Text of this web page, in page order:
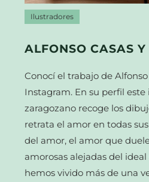
Ilustradores
ALFONSO CASAS
Conocí el trabajo de Alfonso
Instagram. En su perfil este
zaragozano recoge los
retrata el amor en todas
del amor, el amor que
amorosas alejadas del
hemos vivido más de una